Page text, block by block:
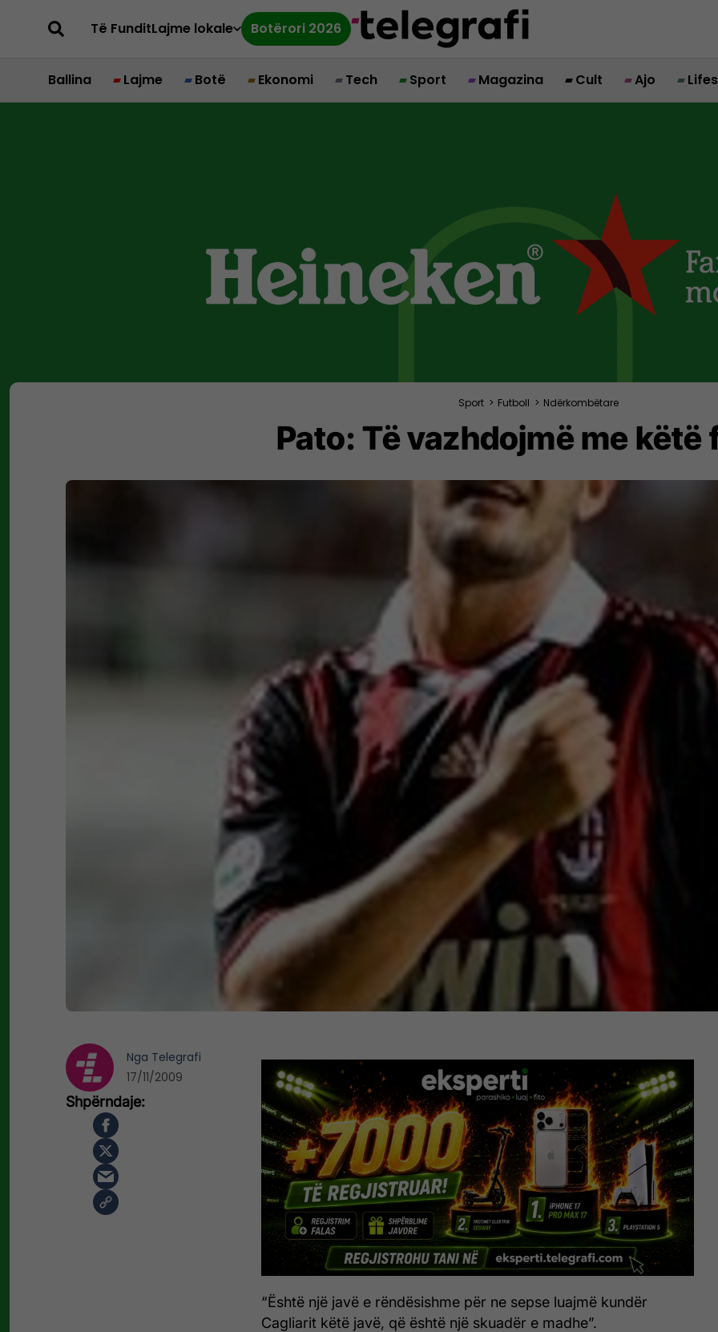
Të FunditLajme lokale Botërori 2026
Ballina Lajme Botë Ekonomi Tech Sport Magazina Cult Ajo
Sport > Futboll > Ndërkombëtare
Pato: Të vazhdojmë me këtë
“Është një javë e rëndësishme për ne sepse luajmë kundër
Cagliarit këtë javë, që është një skuadër e madhe”.
Nga Telegrafi
17/11/2009